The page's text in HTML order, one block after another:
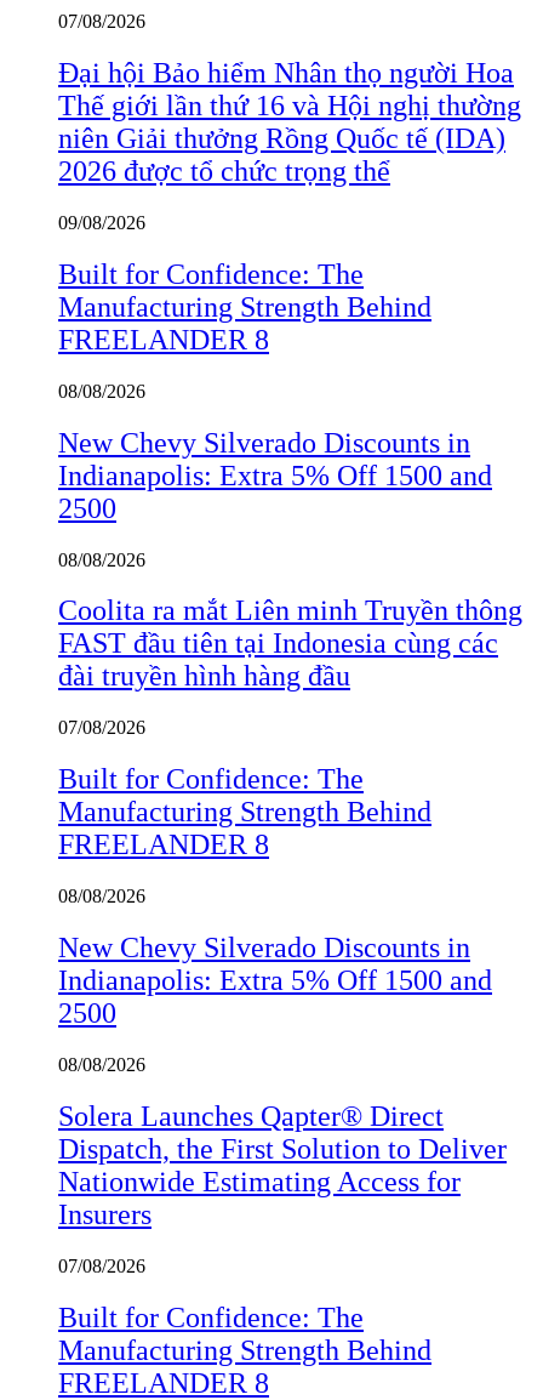
07/08/2026
Đại hội Bảo hiểm Nhân thọ người Hoa
Thế giới lần thứ 16 và Hội nghị thường
niên Giải thưởng Rồng Quốc tế (IDA)
2026 được tổ chức trọng thể
09/08/2026
Built for Confidence: The
Manufacturing Strength Behind
FREELANDER 8
08/08/2026
New Chevy Silverado Discounts in
Indianapolis: Extra 5% Off 1500 and
2500
08/08/2026
Coolita ra mắt Liên minh Truyền thông
FAST đầu tiên tại Indonesia cùng các
đài truyền hình hàng đầu
07/08/2026
Built for Confidence: The
Manufacturing Strength Behind
FREELANDER 8
08/08/2026
New Chevy Silverado Discounts in
Indianapolis: Extra 5% Off 1500 and
2500
08/08/2026
Solera Launches Qapter® Direct
Dispatch, the First Solution to Deliver
Nationwide Estimating Access for
Insurers
07/08/2026
Built for Confidence: The
Manufacturing Strength Behind
FREELANDER 8